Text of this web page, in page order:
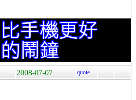
2008-07-07 quote